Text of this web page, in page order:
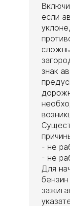
если
знак
- не
- не
Для